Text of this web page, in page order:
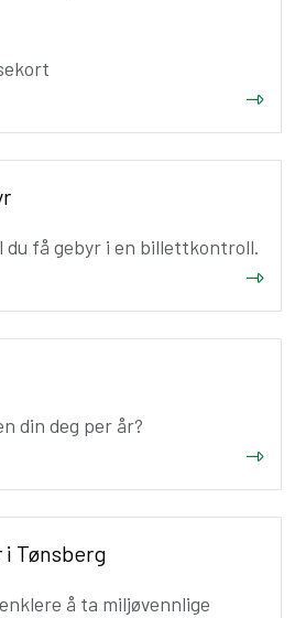
du få gebyr i en billettkontroll.
din deg per år?
Tønsberg
å ta miljøvennlige